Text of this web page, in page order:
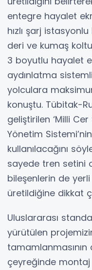
entegre hayalet
hızlı şarj
deri ve kumaş
3 boyutlu hayalet
aydınlatma
yolculara
konuştu. Tübitak-
geliştirilen ‘Milli
Yönetim
kullanılacağını
sayede tren setini
bileşenlerin de
üretildiğine dikkat
Uluslararası
yürütülen
tamamlanmasının
çeyreğinde